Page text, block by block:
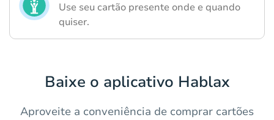
Use seu cartão presente onde e quando
quiser.
Baixe o aplicativo Hablax
Aproveite a conveniência de comprar cartões